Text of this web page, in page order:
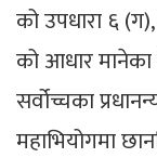
को उपधारा ६
को आधार मानेका
सर्वोच्चका
महाभियोगमा